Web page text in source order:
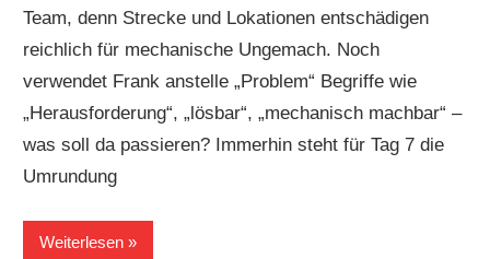
Team, denn Strecke und Lokationen entschädigen
reichlich für mechanische Ungemach. Noch
verwendet Frank anstelle „Problem“ Begriffe wie
„Herausforderung“, „lösbar“, „mechanisch machbar“ –
was soll da passieren? Immerhin steht für Tag 7 die
Umrundung
Weiterlesen